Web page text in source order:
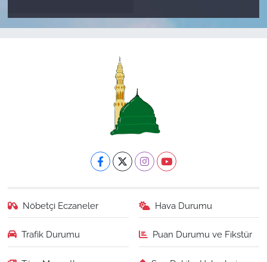
Nöbetçi Eczaneler Hava Durumu
Trafik Durumu Puan Durumu ve Fikstür